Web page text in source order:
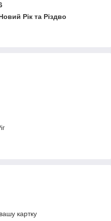
Рік та Різдво
картку